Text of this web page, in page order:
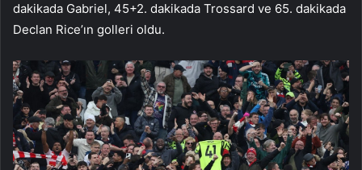
dakikada Gabriel, 45+2. dakikada Trossard ve 65. dakikada
Declan Rice’ın golleri oldu.